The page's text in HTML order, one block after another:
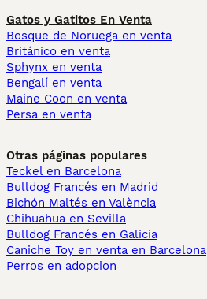
Gatos y Gatitos En Venta
Bosque de Noruega en venta
Británico en venta
Sphynx en venta
Bengalí en venta
Maine Coon en venta
Persa en venta
Otras páginas populares
Teckel en Barcelona
Bulldog Francés en Madrid
Bichón Maltés en València
Chihuahua en Sevilla
Bulldog Francés en Galicia
Caniche Toy en venta en Barcelona
Perros en adopcion